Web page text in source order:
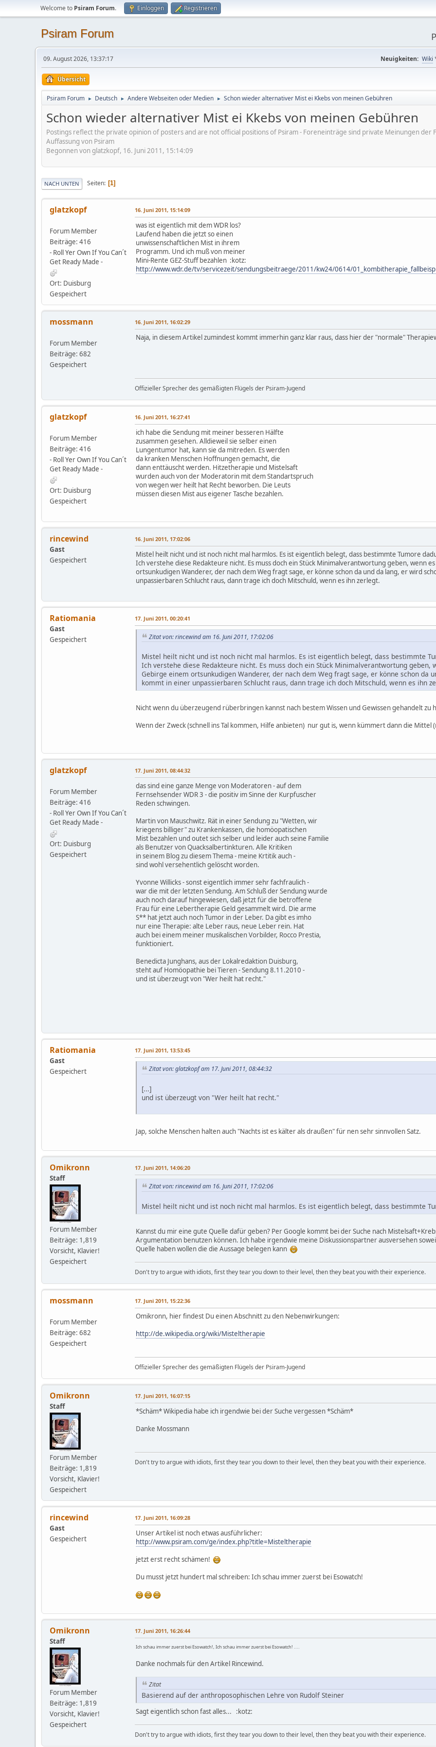
Welcome to Psiram Forum. Einloggen Registrieren
Psiram Forum
09. August 2026, 13:37:17 Neuigkeiten: Wiki
Übersicht
Psiram Forum ► Deutsch ► Andere Webseiten oder Medien ► Schon wieder alternativer Mist ei Kkebs von meinen Gebühren
Schon wieder alternativer Mist ei Kkebs von meinen Gebühren
Postings reflect the private opinion of posters and are not official positions of Psiram - Foreneinträge sind private Meinungen
Auffassung von Psiram
Begonnen von glatzkopf, 16. Juni 2011, 15:14:09
NACH UNTEN Seiten 1
glatzkopf
Forum Member
Beiträge: 416
- Roll Yer Own If You Can´t
Get Ready Made -
Ort: Duisburg
Gespeichert
16. Juni 2011, 15:14:09
was ist eigentlich mit dem WDR los?
Laufend haben die jetzt so einen
unwissenschaftlichen Mist in ihrem
Programm. Und ich muß von meiner
Mini-Rente GEZ-Stuff bezahlen :kotz:
http://www.wdr.de/tv/servicezeit/sendungsbeitraege/2011/kw24/0614/
mossmann
Forum Member
Beiträge: 682
Gespeichert
16. Juni 2011, 16:02:29
Naja, in diesem Artikel zumindest kommt immerhin ganz klar raus, dass hier der "normale"
Offizieller Sprecher des gemäßigten Flügels der Psiram-Jugend
glatzkopf
Forum Member
Beiträge: 416
- Roll Yer Own If You Can´t
Get Ready Made -
Ort: Duisburg
Gespeichert
16. Juni 2011, 16:27:41
ich habe die Sendung mit meiner besseren Hälfte
zusammen gesehen. Alldieweil sie selber einen
Lungentumor hat, kann sie da mitreden. Es werden
da kranken Menschen Hoffnungen gemacht, die
dann enttäuscht werden. Hitzetherapie und Mistelsaft
wurden auch von der Moderatorin mit dem Standartspruch
von wegen wer heilt hat Recht beworben. Die Leuts
müssen diesen Mist aus eigener Tasche bezahlen.
rincewind
Gast
Gespeichert
16. Juni 2011, 17:02:06
Mistel heilt nicht und ist noch nicht mal harmlos. Es ist eigentlich belegt, dass bestimmte Tumore
Ich verstehe diese Redakteure nicht. Es muss doch ein Stück Minimalverantwortung geben, wenn
ortsunkudigen Wanderer, der nach dem Weg fragt sage, er könne schon da und da lang, er wird
unpassierbaren Schlucht raus, dann trage ich doch Mitschuld, wenn es ihn zerlegt.
Ratiomania
Gast
Gespeichert
17. Juni 2011, 00:20:41
Zitat von: rincewind am 16. Juni 2011, 17:02:06
Mistel heilt nicht und ist noch nicht mal harmlos. Es ist eigentlich belegt, dass bestimmte
Ich verstehe diese Redakteure nicht. Es muss doch ein Stück Minimalverantwortung geben,
Gebirge einem ortsunkudigen Wanderer, der nach dem Weg fragt sage, er könne schon da
kommt in einer unpassierbaren Schlucht raus, dann trage ich doch Mitschuld, wenn es ihn
Nicht wenn du überzeugend rüberbringen kannst nach bestem Wissen und Gewissen gehandelt zu
Wenn der Zweck (schnell ins Tal kommen, Hilfe anbieten) nur gut is, wenn kümmert dann die Mittel
glatzkopf
Forum Member
Beiträge: 416
- Roll Yer Own If You Can´t
Get Ready Made -
Ort: Duisburg
Gespeichert
17. Juni 2011, 08:44:32
das sind eine ganze Menge von Moderatoren - auf dem
Fernsehsender WDR 3 - die positiv im Sinne der Kurpfuscher
Reden schwingen.
Martin von Mauschwitz. Rät in einer Sendung zu "Wetten, wir
kriegens billiger" zu Krankenkassen, die homöopatischen
Mist bezahlen und outet sich selber und leider auch seine Familie
als Benutzer von Quacksalbertinkturen. Alle Kritiken
in seinem Blog zu diesem Thema - meine Krtitik auch -
sind wohl versehentlich gelöscht worden.
Yvonne Willicks - sonst eigentlich immer sehr fachfraulich -
war die mit der letzten Sendung. Am Schluß der Sendung wurde
auch noch darauf hingewiesen, daß jetzt für die betroffene
Frau für eine Lebertherapie Geld gesammelt wird. Die arme
S** hat jetzt auch noch Tumor in der Leber. Da gibt es imho
nur eine Therapie: alte Leber raus, neue Leber rein. Hat
auch bei einem meiner musikalischen Vorbilder, Rocco Prestia,
funktioniert.
Benedicta Junghans, aus der Lokalredaktion Duisburg,
steht auf Homöopathie bei Tieren - Sendung 8.11.2010 -
und ist überzeugt von "Wer heilt hat recht."
Ratiomania
Gast
Gespeichert
17. Juni 2011, 13:53:45
Zitat von: glatzkopf am 17. Juni 2011, 08:44:32
[...]
und ist überzeugt von "Wer heilt hat recht."
Jap, solche Menschen halten auch "Nachts ist es kälter als draußen" für nen sehr sinnvollen Satz.
Omikronn
Staff
Forum Member
Beiträge: 1,819
Vorsicht, Klavier!
Gespeichert
17. Juni 2011, 14:06:20
Zitat von: rincewind am 16. Juni 2011, 17:02:06
Mistel heilt nicht und ist noch nicht mal harmlos. Es ist eigentlich belegt, dass bestimmte
Kannst du mir eine gute Quelle dafür geben? Per Google kommt bei der Suche nach
Argumentation benutzen können. Ich habe irgendwie meine Diskussionspartner ausversehen
Quelle haben wollen die die Aussage belegen kann
Don't try to argue with idiots, first they tear you down to their level, then they beat you with their experience.
mossmann
Forum Member
Beiträge: 682
Gespeichert
17. Juni 2011, 15:22:36
Omikronn, hier findest Du einen Abschnitt zu den Nebenwirkungen:
http://de.wikipedia.org/wiki/Misteltherapie
Offizieller Sprecher des gemäßigten Flügels der Psiram-Jugend
Omikronn
Staff
Forum Member
Beiträge: 1,819
Vorsicht, Klavier!
Gespeichert
17. Juni 2011, 16:07:15
*Schäm* Wikipedia habe ich irgendwie bei der Suche vergessen *Schäm*
Danke Mossmann
Don't try to argue with idiots, first they tear you down to their level, then they beat you with their experience.
rincewind
Gast
Gespeichert
17. Juni 2011, 16:09:28
Unser Artikel ist noch etwas ausführlicher:
http://www.psiram.com/ge/index.php?title=Misteltherapie
jetzt erst recht schämen!
Du musst jetzt hundert mal schreiben: Ich schau immer zuerst bei Esowatch!
Omikronn
Staff
Forum Member
Beiträge: 1,819
Vorsicht, Klavier!
Gespeichert
17. Juni 2011, 16:26:44
Ich schau immer zuerst bei Esowatch!, Ich schau immer zuerst bei Esowatch! ....
Danke nochmals für den Artikel Rincewind.
Zitat
Basierend auf der anthroposophischen Lehre von Rudolf Steiner
Sagt eigentlich schon fast alles... :kotz:
Don't try to argue with idiots, first they tear you down to their level, then they beat you with their experience.